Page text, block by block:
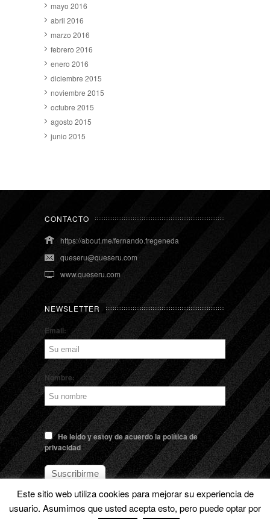
mayo 2016
abril 2016
marzo 2016
febrero 2016
enero 2016
diciembre 2015
noviembre 2015
octubre 2015
agosto 2015
junio 2015
CONTACTO
https://about.me/fernando.fregeneda
queseru@queseru.com
www.queseru.com
NEWSLETTER
Email:
Nombre:
He leído y estoy de acuerdo la política de
privacidad
Este sitio web utiliza cookies para mejorar su experiencia de
usuario. Asumimos que usted acepta esto, pero puede optar por